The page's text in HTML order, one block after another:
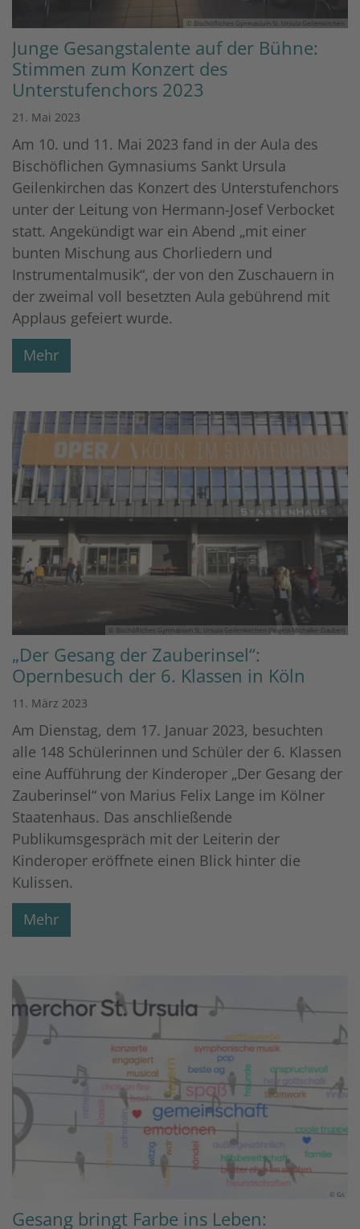
© Bischöfliches Gymnasium St. Ursula Geilenkirchen
Junge Gesangstalente auf der Bühne:
Stimmen zum Konzert des
Unterstufenchors 2023
21. Mai 2023
Am 10. und 11. Mai 2023 fand in der Aula des
Bischöflichen Gymnasiums Sankt Ursula
Geilenkirchen das Konzert des Unterstufenchors
unter der Leitung von Hermann-Josef Verbocket
statt. Angekündigt war ein Abend „mit einer
bunten Mischung aus Chorliedern und
Instrumentalmusik“, der von den Zuschauern in
der zweimal voll besetzten Aula gebührend mit
Applaus gefeiert wurde.
Mehr
© Bischöfliches Gymnasium St. Ursula Geilenkirchen (Angela Michalke-Dauber)
„Der Gesang der Zauberinsel“:
Opernbesuch der 6. Klassen in Köln
11. März 2023
Am Dienstag, dem 17. Januar 2023, besuchten
alle 148 Schülerinnen und Schüler der 6. Klassen
eine Aufführung der Kinderoper „Der Gesang der
Zauberinsel“ von Marius Felix Lange im Kölner
Staatenhaus. Das anschließende
Publikumsgespräch mit der Leiterin der
Kinderoper eröffnete einen Blick hinter die
Kulissen.
Mehr
© Gs
Gesang bringt Farbe ins Leben: